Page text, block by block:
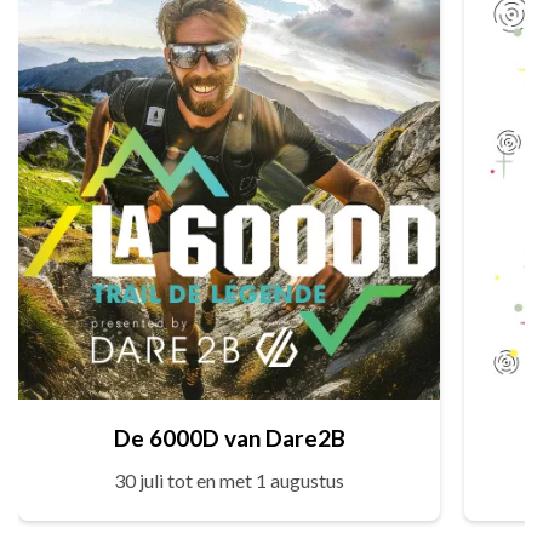
De 6000D van Dare2B
30 juli tot en met 1 augustus